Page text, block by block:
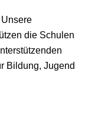
die Schulen
Bildung, Jugend